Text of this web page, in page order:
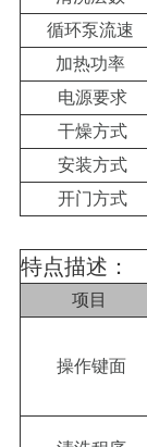
循环泵流速
加热功率
电源要求
干燥方式
安装方式
开门方式
特点描述：
项目
操作键面